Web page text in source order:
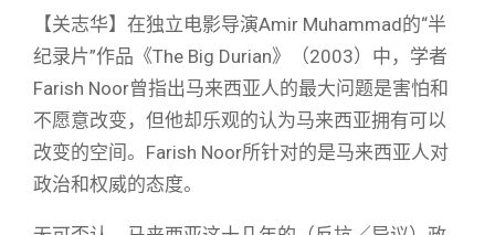
【关志华】在独立电影导演Amir Muhammad的“半
纪录片”作品《The Big Durian》（2003）中，学者
Farish Noor曾指出马来西亚人的最大问题是害怕和
不愿意改变，但他却乐观的认为马来西亚拥有可以
改变的空间。Farish Noor所针对的是马来西亚人对
政治和权威的态度。